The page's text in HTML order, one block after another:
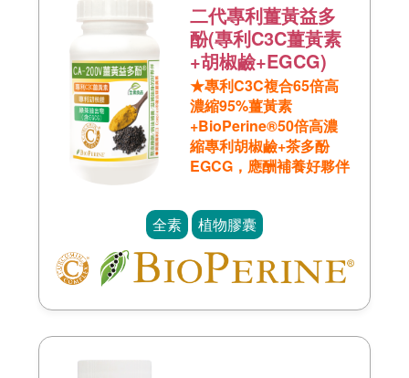
二代專利薑黃益多
酚(專利C3C薑黃素
+胡椒鹼+EGCG)
★專利C3C複合65倍高
濃縮95%薑黃素
+BioPerine®50倍高濃
縮專利胡椒鹼+茶多酚
EGCG，應酬補養好夥伴
全素 植物膠囊